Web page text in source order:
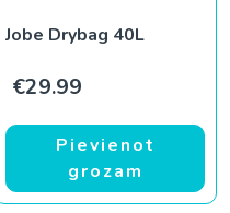
€880.00.
price is: €550.00.
Jobe Drybag 40L
€29.99
Pievienot
grozam